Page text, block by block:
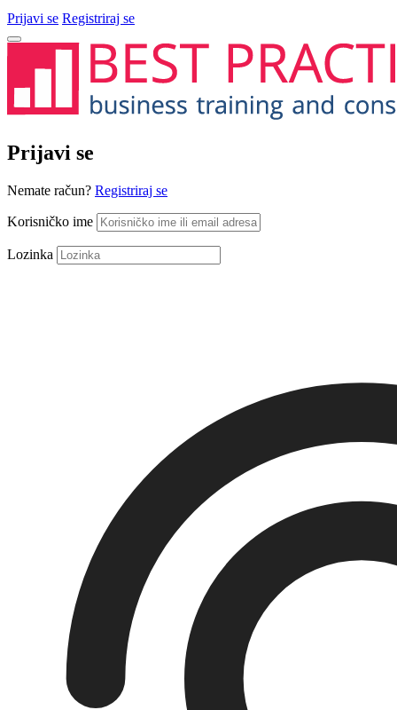
Prijavi se Registriraj se
Prijavi se
Nemate račun? Registriraj se
Korisničko ime
Lozinka